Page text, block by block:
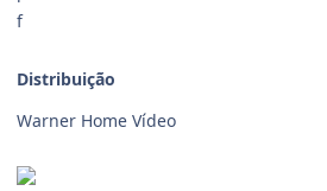
Distribuição
Warner Home Vídeo